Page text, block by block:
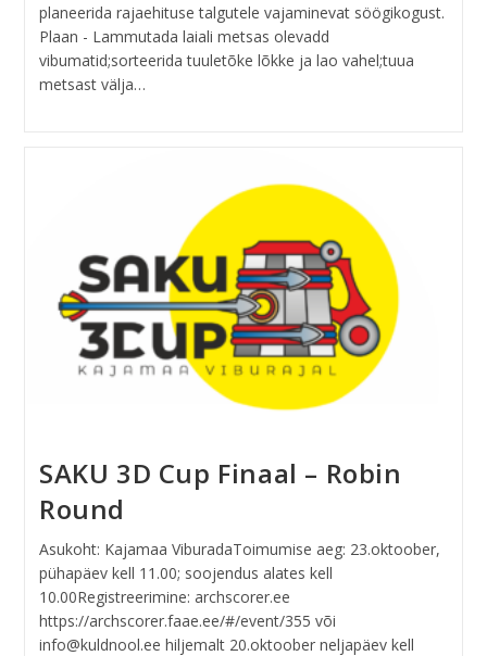
planeerida rajaehituse talgutele vajaminevat söögikogust.
Plaan - Lammutada laiali metsas olevadd
vibumatid;sorteerida tuuletõke lõkke ja lao vahel;tuua
metsast välja…
SAKU 3D Cup Finaal – Robin
Round
Asukoht: Kajamaa ViburadaToimumise aeg: 23.oktoober,
pühapäev kell 11.00; soojendus alates kell
10.00Registreerimine: archscorer.ee
https://archscorer.faae.ee/#/event/355 või
info@kuldnool.ee hiljemalt 20.oktoober neljapäev kell